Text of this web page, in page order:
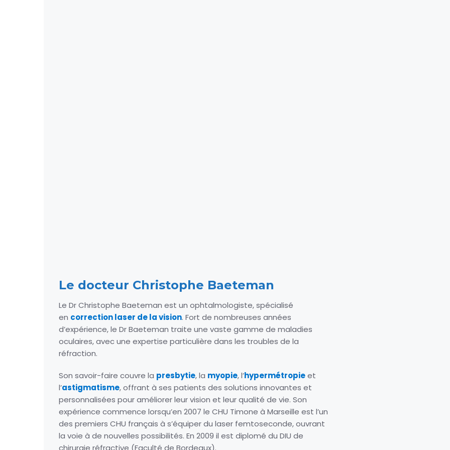
Le docteur Christophe Baeteman
Le Dr Christophe Baeteman est un ophtalmologiste, spécialisé
en correction laser de la vision. Fort de nombreuses années
d’expérience, le Dr Baeteman traite une vaste gamme de maladies
oculaires, avec une expertise particulière dans les troubles de la
réfraction.
Son savoir-faire couvre la presbytie, la myopie, l’hypermétropieet
l’astigmatisme, offrant à ses patients des solutions innovantes et
personnalisées pour améliorer leur vision et leur qualité de vie. Son
expérience commence lorsqu’en 2007 le CHU Timone à Marseille est l’un
des premiers CHU français à s’équiper du laser femtoseconde, ouvrant
la voie à de nouvelles possibilités. En 2009 il est diplomé du DIU de